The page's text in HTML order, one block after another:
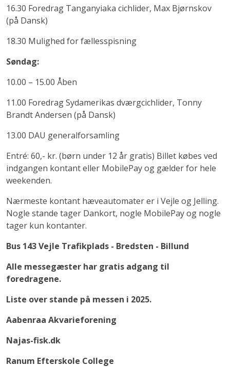
16.30 Foredrag Tanganyiaka cichlider, Max Bjørnskov
(på Dansk)
18.30 Mulighed for fællesspisning
Søndag:
10.00 – 15.00 Åben
11.00 Foredrag Sydamerikas dværgcichlider, Tonny
Brandt Andersen (på Dansk)
13.00 DAU generalforsamling
Entré: 60,- kr. (børn under 12 år gratis) Billet købes ved
indgangen kontant eller MobilePay og gælder for hele
weekenden.
Nærmeste kontant hæveautomater er i Vejle og Jelling.
Nogle stande tager Dankort, nogle MobilePay og nogle
tager kun kontanter.
Bus 143 Vejle Trafikplads - Bredsten - Billund
Alle messegæster har gratis adgang til
foredragene.
Liste over stande på messen i 2025.
Aabenraa Akvarieforening
Najas-fisk.dk
Ranum Efterskole College